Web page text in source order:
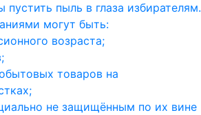
пустить пыль в глаза избирателям.
могут быть:
возраста;
товаров на
не защищённым по их вине